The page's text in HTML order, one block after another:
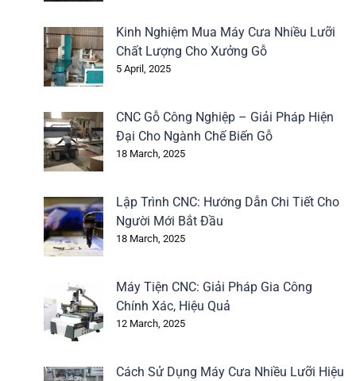
Kinh Nghiệm Mua Máy Cưa Nhiều Lưỡi
Chất Lượng Cho Xưởng Gỗ
5 April, 2025
CNC Gỗ Công Nghiệp – Giải Pháp Hiện
Đại Cho Ngành Chế Biến Gỗ
18 March, 2025
Lập Trình CNC: Hướng Dẫn Chi Tiết Cho
Người Mới Bắt Đầu
18 March, 2025
Máy Tiện CNC: Giải Pháp Gia Công
Chính Xác, Hiệu Quả
12 March, 2025
Cách Sử Dụng Máy Cưa Nhiều Lưỡi Hiệu